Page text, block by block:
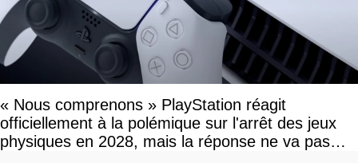
« Nous comprenons » PlayStation réagit
officiellement à la polémique sur l'arrêt des jeux
physiques en 2028, mais la réponse ne va pas